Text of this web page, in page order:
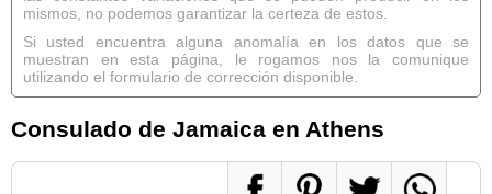
mismos, no podemos garantizar la certeza de estos.
Si usted encuentra alguna anomalía en los datos que se
muestran en esta página, le rogamos nos la comunique
utilizando el formulario de corrección disponible.
Consulado de Jamaica en Athens